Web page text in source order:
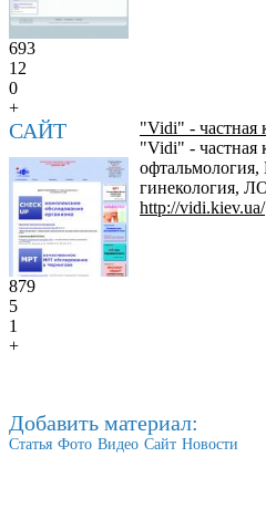
693
12
0
+
САЙТ
"Vidi" - частная
"Vidi" - частная
гинекология,
http://vidi.kiev.ua/
879
5
1
+
Добавить материал:
Статья Фото Видео Сайт Новости